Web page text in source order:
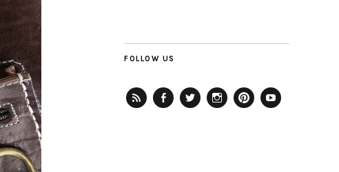
FOLLOW US